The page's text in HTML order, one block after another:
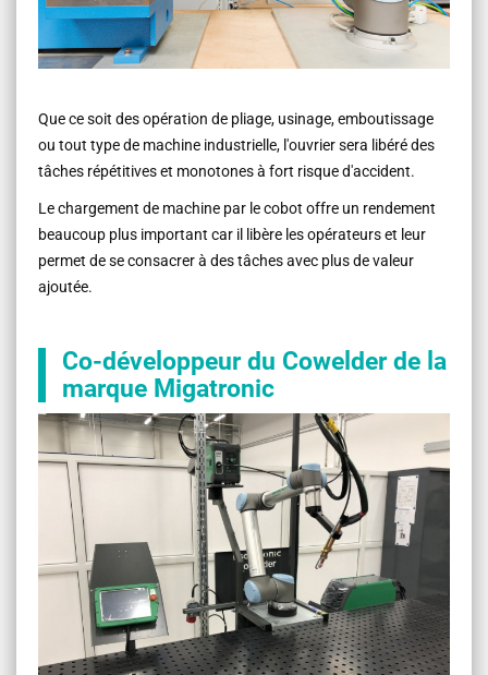
Que ce soit des opération de pliage, usinage, emboutissage
ou tout type de machine industrielle, l'ouvrier sera libéré des
tâches répétitives et monotones à fort risque d'accident.
Le chargement de machine par le cobot offre un rendement
beaucoup plus important car il libère les opérateurs et leur
permet de se consacrer à des tâches avec plus de valeur
ajoutée.
Co-développeur du Cowelder de la
marque Migatronic